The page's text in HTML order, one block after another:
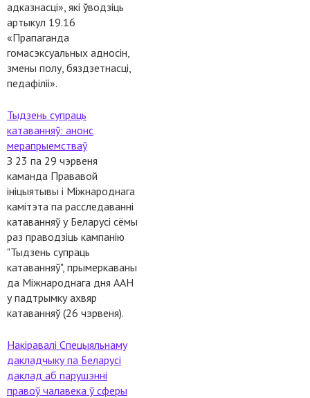
адказнасці», які ўводзіць
артыкул 19.16
«Прапаганда
гомасэксуальных адносін,
змены полу, бяздзетнасці,
педафіліі».
Тыдзень супраць
катаванняў: анонс
мерапрыемстваў
З 23 па 29 чэрвеня
каманда Прававой
ініцыятывы і Міжнароднага
камітэта па расследаванні
катаванняў у Беларусі сёмы
раз праводзіць кампанію
"Тыдзень супраць
катаванняў", прымеркаваны
да Міжнароднага дня ААН
у падтрымку ахвяр
катаванняў (26 чэрвеня).
Накіравалі Спецыяльнаму
дакладчыку па Беларусі
даклад аб парушэнні
правоў чалавека ў сферы